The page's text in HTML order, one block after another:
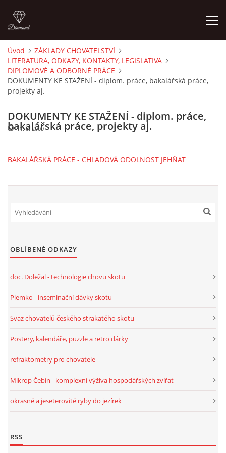
ÚVOD
PORADNA PRO CHOVATELE
O AUTOROVI, KONTAKTY
ZÁKLADY CHOVATELSTVÍ
CHOV SKOTU
CHOV KOZ
CHOV OVCÍ
CHOV PRASAT
EKOLOGICKÉ ZEMĚDĚLSTVÍ
ZPRACOVÁNÍ MLÉKA
Úvod
ZÁKLADY CHOVATELSTVÍ
LITERATURA, ODKAZY, KONTAKTY, LEGISLATIVA
DIPLOMOVÉ A ODBORNÉ PRÁCE
DOKUMENTY KE STAŽENÍ - diplom. práce, bakalářská práce,
projekty aj.
DOKUMENTY KE STAŽENÍ - diplom. práce,
bakalářská práce, projekty aj.
11. 8. 2009
BAKALÁŘSKÁ PRÁCE - CHLADOVÁ ODOLNOST JEHŇAT
OBLÍBENÉ ODKAZY
doc. Doležal - technologie chovu skotu
Plemko - inseminační dávky skotu
Svaz chovatelů českého strakatého skotu
Postery, kalendáře, puzzle a retro dárky
refraktometry pro chovatele
Mikrop Čebín - komplexní výživa hospodářských zvířat
okrasné a jeseterovité ryby do jezírek
RSS